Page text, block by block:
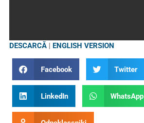
DESCARCĂ | ENGLISH VERSION
Facebook Twitter
LinkedIn WhatsApp